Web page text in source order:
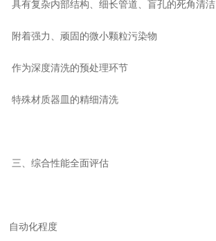
具有复杂内部结构、细长管道、盲孔的死角清洁
附着强力、顽固的微小颗粒污染物
作为深度清洗的预处理环节
特殊材质器皿的精细清洗
三、综合性能全面评估
自动化程度